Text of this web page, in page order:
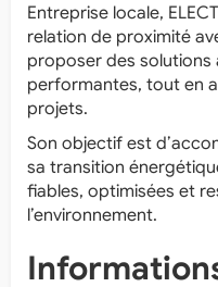
Entreprise locale,
relation de proximité
proposer des
performantes, tout en
projets.
Son objectif est
sa transition
fiables, optimisées et
l’environnement.